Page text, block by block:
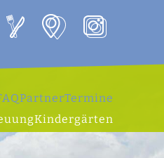
PartnerTermine
Kindergärten